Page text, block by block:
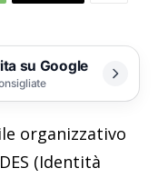
su Google
organizzativo
(Identità